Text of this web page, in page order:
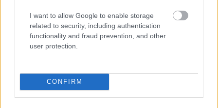
I want to allow Google to enable storage
related to security, including authentication
functionality and fraud prevention, and other
user protection.
CONFIRM
ಅದು ಸಂಭವಿಸಿದಾಗ, ಅದು ತೆರೆಮರೆಯಲ್ಲಿ ಹಲವಾರು
ಸವಾಲುಗಳನ್ನು ಸೃಷ್ಟಿಸುತ್ತದೆ.
ಮೊದಲನೆಯದಾಗಿ, ಹೆಚ್ಚಿನ ರೆಸಲ್ಯೂಶನ್ ಚಿತ್ರಗಳಂತಹ ದೊಡ್ಡ
ಫೈಲ್‌ಗಳು, ZIP ಫೈಲ್‌ಗಳು, ಡಾಕ್ಯುಮೆಂಟ್‌ಗಳು ಮತ್ತು ಇತರ
ಗಮನಾರ್ಹವಾದ ಸರ್ವರ್ ಶಕ್ತಿ ಮತ್ತು ಬ್ಯಾಂಡ್‌ವಿಡ್ತ್
ಅಗತ್ಯವಿರುತ್ತದೆ. ಸ್ವಯಂಚಾಲಿತ ವ್ಯವಸ್ಥೆಗಳು ಅವುಗಳನ್ನು ದೊಡ್ಡ
ಪ್ರಮಾಣದಲ್ಲಿ ಪಡೆದುಕೊಳ್ಳಲು ಪ್ರಯತ್ನಿಸಿದಾಗ, ಅದು ಎಲ್ಲರಿಗೂ